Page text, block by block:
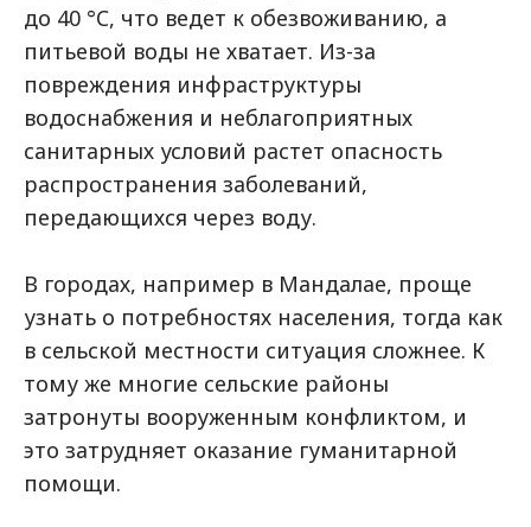
до 40 °C, что ведет к обезвоживанию, а
питьевой воды не хватает. Из-за
повреждения инфраструктуры
водоснабжения и неблагоприятных
санитарных условий растет опасность
распространения заболеваний,
передающихся через воду.
В городах, например в Мандалае, проще
узнать о потребностях населения, тогда как
в сельской местности ситуация сложнее. К
тому же многие сельские районы
затронуты вооруженным конфликтом, и
это затрудняет оказание гуманитарной
помощи.